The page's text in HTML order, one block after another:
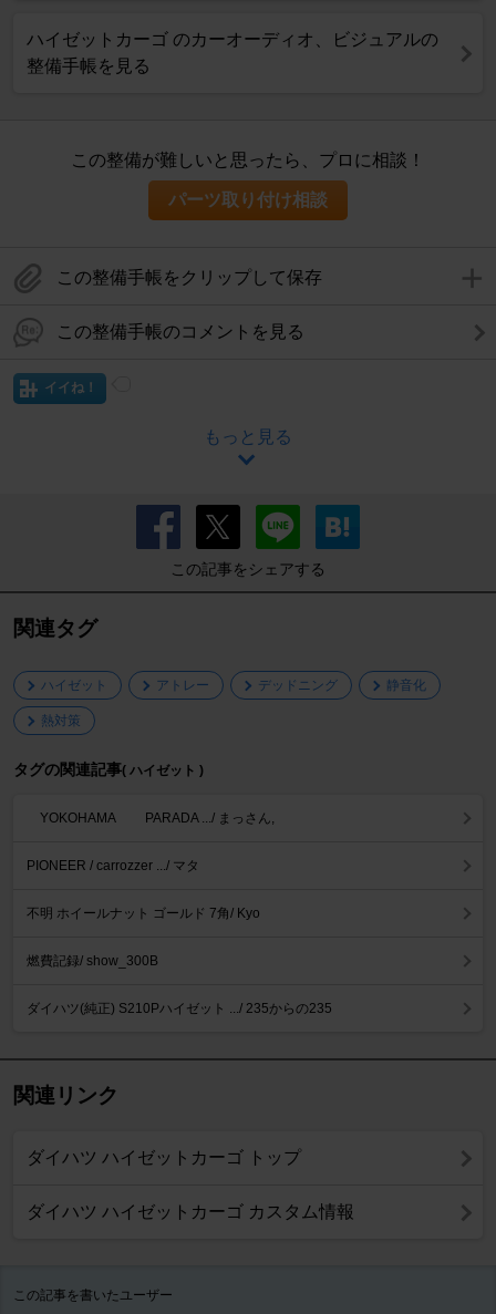
ハイゼットカーゴ のカーオーディオ、ビジュアルの
整備手帳を見る
この整備が難しいと思ったら、プロに相談！
パーツ取り付け相談
この整備手帳をクリップして保存
この整備手帳のコメントを見る
イイね！
もっと見る
この記事をシェアする
関連タグ
ハイゼット アトレー デッドニング 静音化
熱対策
タグの関連記事( ハイゼット )
YOKOHAMA PARADA .../ まっさん,
PIONEER / carrozzer .../ マタ
不明 ホイールナット ゴールド 7角/ Kyo
燃費記録/ show_300B
ダイハツ(純正) S210Pハイゼット .../ 235からの235
関連リンク
ダイハツ ハイゼットカーゴ トップ
ダイハツ ハイゼットカーゴ カスタム情報
この記事を書いたユーザー